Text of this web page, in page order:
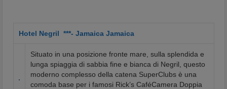
Hotel Negril ***- Jamaica Jamaica
Situato in una posizione fronte mare, sulla splendida e
lunga spiaggia di sabbia fine e bianca di Negril, questo
moderno complesso della catena SuperClubs è una
comoda base per i famosi Rick’s CaféCamera Doppia